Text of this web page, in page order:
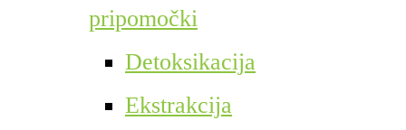
pripomočki
Detoksikacija
Ekstrakcija